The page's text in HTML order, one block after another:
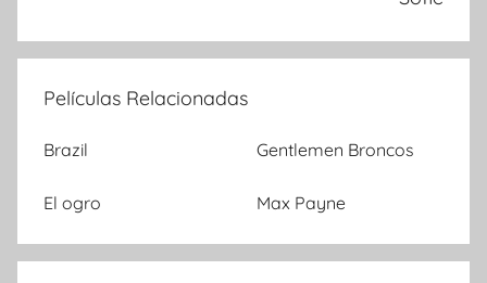
Películas Relacionadas
Brazil Gentlemen Broncos
El ogro Max Payne